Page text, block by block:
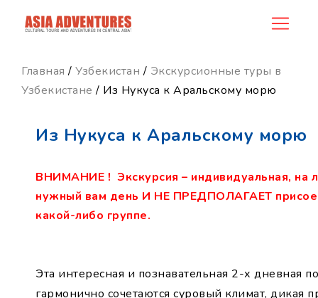
product_id108
Главная / Узбекистан / Экскурсионные туры в
Узбекистане / Из Нукуса к Аральскому морю
Из Нукуса к Аральскому морю
ВНИМАНИЕ ! Экскурсия – индивидуальная, на
нужный вам день И НЕ ПРЕДПОЛАГАЕТ
какой-либо группе.
Эта интересная и познавательная 2-х дневная
гармонично сочетаются суровый климат, дикая